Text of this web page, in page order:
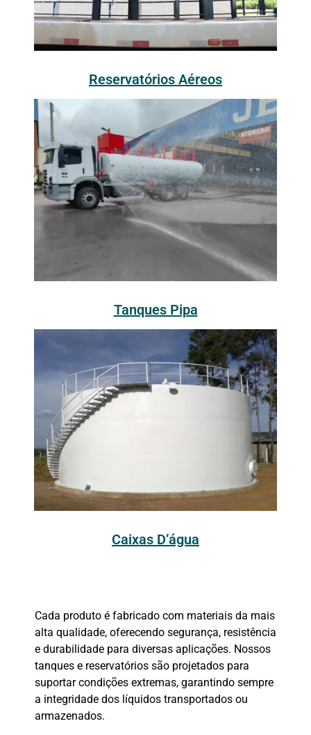
Reservatórios Aéreos
Tanques Pipa
Caixas D’água
Cada produto é fabricado com materiais da mais
alta qualidade, oferecendo segurança, resistência
e durabilidade para diversas aplicações. Nossos
tanques e reservatórios são projetados para
suportar condições extremas, garantindo sempre
a integridade dos líquidos transportados ou
armazenados.